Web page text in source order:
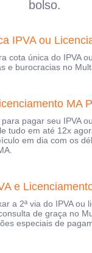
bolso.
IPVA ou
cota única do IPVA
e burocracias no
MA
pagar seu IPVA
tudo em até 12x
em dia com os
e
a 2ª via do IPVA ou
de graça no
especiais de